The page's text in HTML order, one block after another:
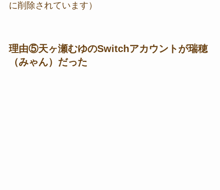
に削除されています）
理由⑤天ヶ瀬むゆのSwitchアカウントが瑞穂
（みゃん）だった